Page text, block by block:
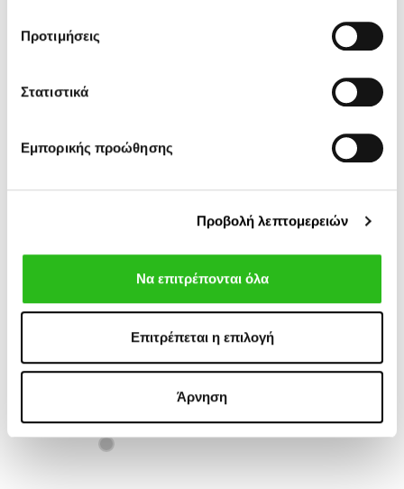
Προτιμήσεις
Στατιστικά
Εμπορικής προώθησης
Προβολή λεπτομερειών
Να επιτρέπονται όλα
Επιτρέπεται η επιλογή
Άρνηση
12 ακόμα προϊόντα στην ίδια
LAUREN
ΠΟΥΛΟΒΕΡ ΜΕ
MESH
139,30 €
199,00 €
BOSS
ΠΟΥΛΟΒΕΡ
ΜΑΛΛΙΝΟ
160,00 €
+2